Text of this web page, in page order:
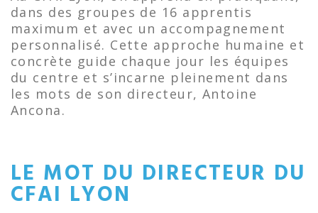
dans des groupes de 16 apprentis
maximum et avec un accompagnement
personnalisé. Cette approche humaine et
concrète guide chaque jour les équipes
du centre et s’incarne pleinement dans
les mots de son directeur, Antoine
Ancona.
LE MOT DU DIRECTEUR DU
CFAI LYON